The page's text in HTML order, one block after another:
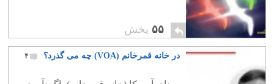
۵۵ پخش
در خانه قمرخانم (VOA) چه می گذرد؟ ۴